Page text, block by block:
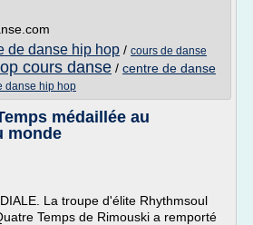
de danse hip hop / cours de danse
cours danse / centre de danse
danse hip hop
médaillée au
monde
La troupe d'élite Rhythmsoul
Temps de Rimouski a remporté